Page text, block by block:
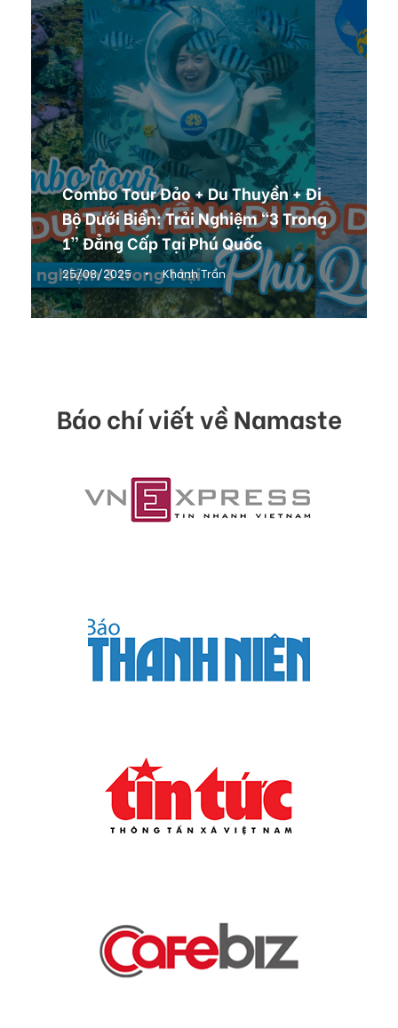
Combo Tour Đảo + Du Thuyền + Đi
Bộ Dưới Biển: Trải Nghiệm “3 Trong
1” Đẳng Cấp Tại Phú Quốc
25/08/2025 • Khánh Trần
Báo chí viết về Namaste